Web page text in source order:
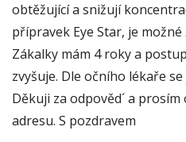
obtěžující a snižují
přípravek Eye Star, je
Zákalky mám 4 roky a
zvyšuje. Dle očního lékaře
Děkuji za odpověd´ a
adresu. S pozdravem